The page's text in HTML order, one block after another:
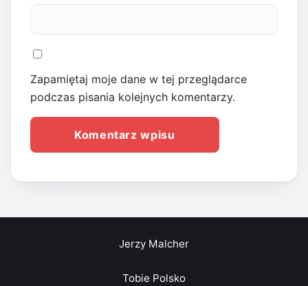
Zapamiętaj moje dane w tej przeglądarce
podczas pisania kolejnych komentarzy.
Jerzy Malcher
Tobie Polsko